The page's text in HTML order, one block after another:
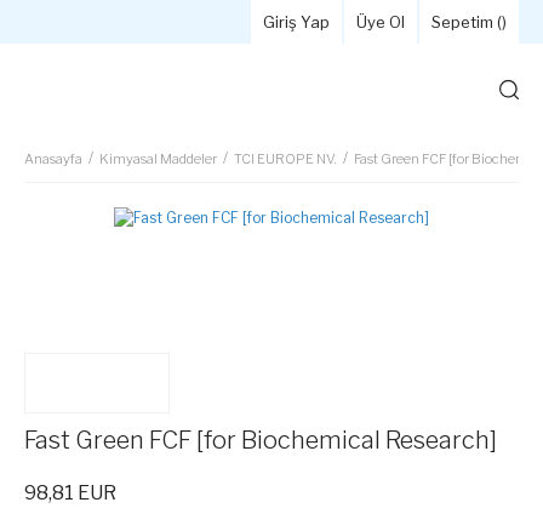
Giriş Yap Üye Ol Sepetim ()
Anasayfa Kimyasal Maddeler TCI EUROPE NV. Fast Green FCF [for
Fast Green FCF [for Biochemical Research]
98,81 EUR